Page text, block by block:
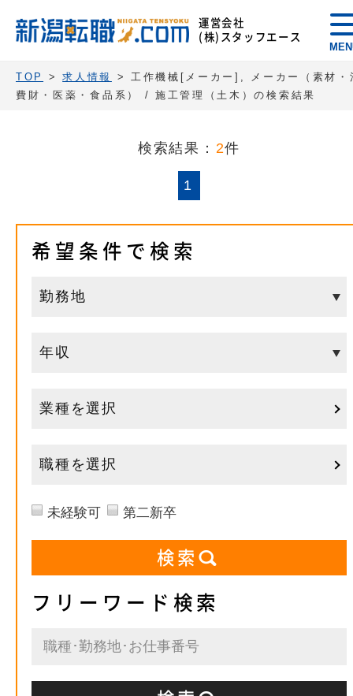
運営会社
(株)スタッフエース
TOP >求人情報
> 工作機械[メーカー], メーカー（素材・
費財・医薬・食品系） / 施工管理（土木）の検索結果
検索結果： 2件
1
希望条件で検索
業種を選択
職種を選択
未経験可 第二新卒
フリーワード検索